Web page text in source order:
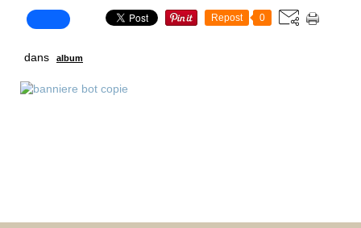
Repost 0
dans album